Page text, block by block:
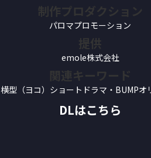
制作プロダクション
パロマプロモーション
提供
emole株式会社
関連キーワード
横型（ヨコ）ショートドラマ・BUMPオ
DLはこちら